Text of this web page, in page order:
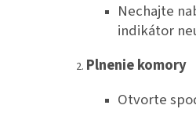
Nechajte
indikátor
Plnenie komory
Otvorte